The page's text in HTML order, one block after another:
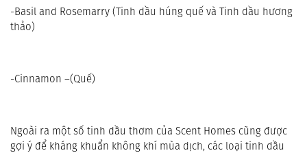
-Basil and Rosemarry (Tinh dầu húng quế và Tinh dầu hương
thảo)
-Cinnamon –(Quế)
Ngoài ra một số tinh dầu thơm của Scent Homes cũng được
gợi ý để kháng khuẩn không khí mùa dịch, các loại tinh dầu